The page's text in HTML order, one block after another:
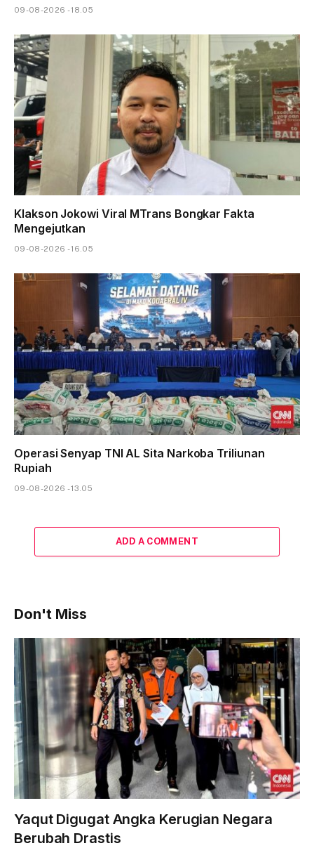
09-08-2026 - 18.05
Klakson Jokowi Viral MTrans Bongkar Fakta
Mengejutkan
09-08-2026 - 16.05
Operasi Senyap TNI AL Sita Narkoba Triliunan
Rupiah
09-08-2026 - 13.05
ADD A COMMENT
Don't Miss
Yaqut Digugat Angka Kerugian Negara
Berubah Drastis